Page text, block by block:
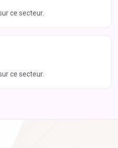
ce secteur.
ce secteur.